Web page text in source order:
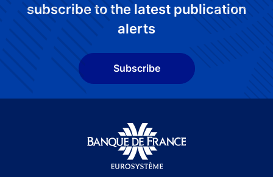
subscribe to the latest publication
alerts
Subscribe